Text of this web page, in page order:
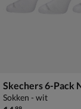
Skechers 6-Pack
Sokken - wit